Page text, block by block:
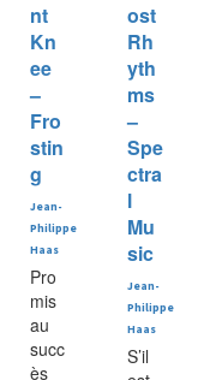
nt
Kn
ee
–
Fro
stin
g
Jean-
Philippe
Haas
Pro
mis
au
succ
ès
ost
Rh
yth
ms
–
Spe
ctra
l
Mu
sic
Jean-
Philippe
Haas
S’il